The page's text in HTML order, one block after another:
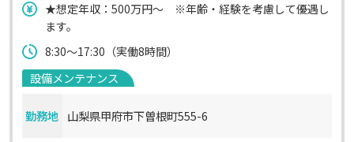
★想定年収：500万円～ ※年齢・経験を考慮して優遇し
ます。
8:30～17:30（実働8時間）
設備メンテナンス
勤務地 山梨県甲府市下曽根町555-6